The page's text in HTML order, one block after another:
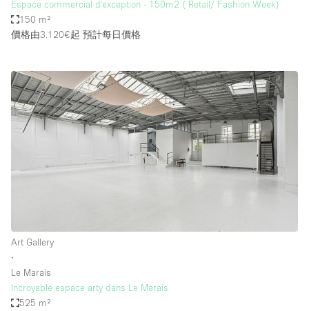
Espace commercial d'exception - 150m2 ( Retail/ Fashion Week)
150 m²
價格由3.120€起 預計每日價格
Art Gallery
∙
Le Marais
Incroyable espace arty dans Le Marais
525 m²